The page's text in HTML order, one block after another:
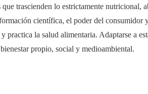
trascienden lo estrictamente nutricional,
científica, el poder del consumidor
practica la salud alimentaria. Adaptarse a
propio, social y medioambiental.